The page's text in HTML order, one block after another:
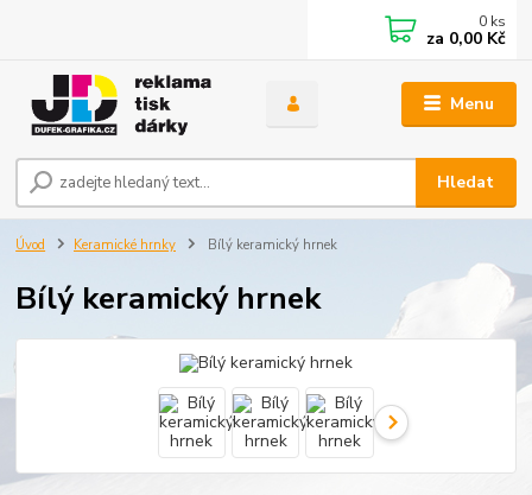
Menu
Hledat
0 ks
za 0,00 Kč
Úvod Keramické hrnky Bílý keramický hrnek
Bílý keramický hrnek